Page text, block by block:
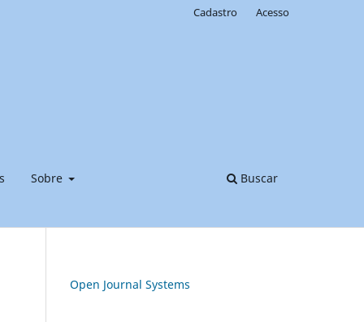
Sobre Buscar
Cadastro Acesso
Open Journal Systems